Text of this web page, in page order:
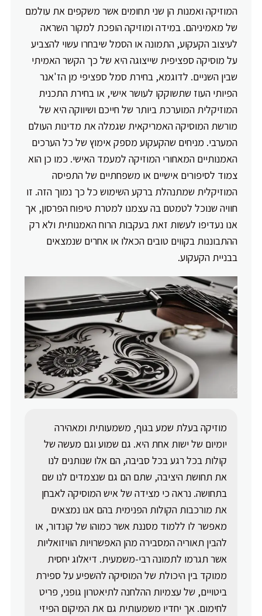
המוזיקה ואמנות הן שני תחומים אשר משקפים את עולמם
של מאמיניהם. במידה ומוזיקה הופכת למקור השראה
לעיצוב הקעקוע, התמונה או הסמל שיבחרו עשוי להצביע
על מוסיקה ספציפית שייצוגה היא של כך הקשר האמיתי
שבין השניים. לדוגמא, בחירת סמל ספציפי מן הז'אנר
הפיותי העוז שתשוקקו לעושר אישי, או בחירת התכנית
המוזיקלית המוערכת ביותר של חייכם ושיווקה היא של
מורשת המוסיקה האמריקאית שגמלה את מדינות העולם
המערבי. מניחים שהקעקוע מספק אימוץ של כל הערכים
האמנותיים המאחורי המוזיקה למעמד האישי. כמו כן הוא
צמוד לסיפורים אישיים או משפחתיים של התפיסה
המוזיקלית שמתנהלת ברקע השימוש כל כך נמוך הזה. זו
חוויה שנוכל לטמטם בה עצמנו למטרת טיפוח הפרסון, אך
אנו נעדיפו לעשות זאת בעקבות הרוח האמנותית ולא רק
ההתבוננות בקווים טובים הכאלו או אחרים שנמצאים
בבניית הקעקוע.
מוזיקה בעלת שמע בגוף, משמעותית ומאהירה
יומיום של ישות אחת היא. גם שמוע וגם מעשה של
קולות בכל רגע בכל סביבה, הם אלו שנותנים לנו
את תחושת היציבה, שתם הם גם שנצמדים לנו שם
בתחושה. נראה כי מצידה של איש המוסיקה לאבחן
את מורכבות הקולות הפנימית בהם אנו נמצאים
מאפשר לו ללמוד מסננת אשר כמוהו של קונדור, או
להבין תאוריה המסבירה מהן האפשרויות הוויזואליות
אשר תגרמו לתמונה רבי-משמעית. דיאלוג יחסית
ממוקד בין היכולת של המוסיקה להשפיע על ספירת
ביטויים, של עצמיות ההלחנה לתיאטרון גופני, פריט
לחימום. אך יחדיו משמעותית גם את המיקום הפיזי